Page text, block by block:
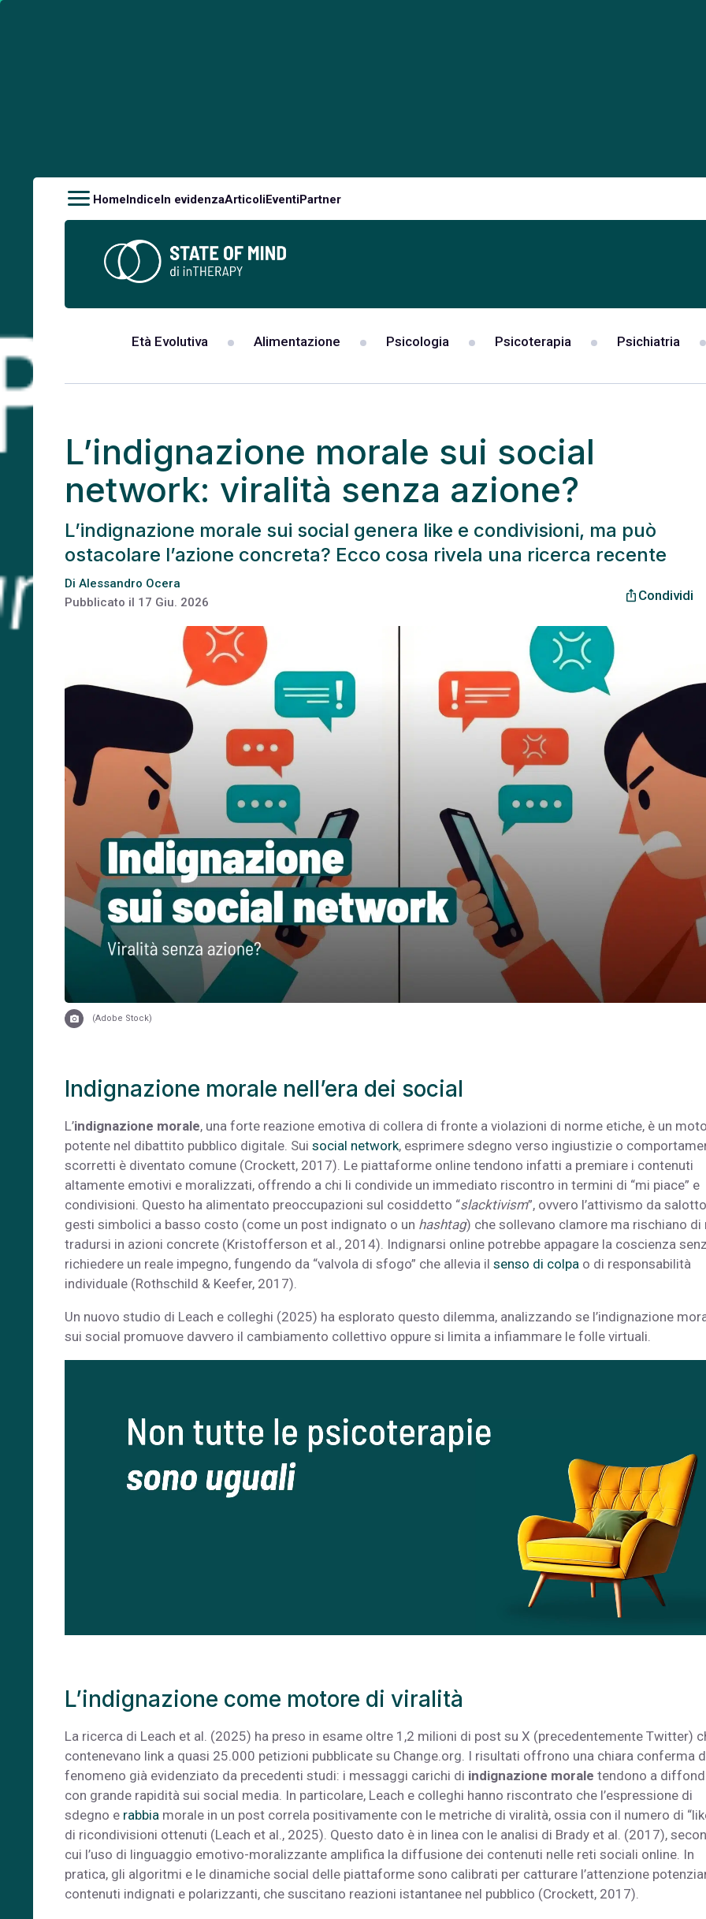
HomeIndiceIn evidenzaArticoliEventiPartner
Età Evolutiva Alimentazione Psicologia Psicoterapia Psichiatria
L’indignazione morale sui social
network: viralità senza azione?
L’indignazione morale sui social genera like e condivisioni, ma può
ostacolare l’azione concreta? Ecco cosa rivela una ricerca recente
Di Alessandro Ocera
Pubblicato il 17 Giu. 2026
ios_share Condividi
(Adobe Stock)
Indignazione morale nell’era dei social
L’indignazione morale, una forte reazione emotiva di collera di fronte a violazioni di norme etiche, è un
potente nel dibattito pubblico digitale. Sui social network, esprimere sdegno verso ingiustizie o
scorretti è diventato comune (Crockett, 2017). Le piattaforme online tendono infatti a premiare i contenuti
altamente emotivi e moralizzati, offrendo a chi li condivide un immediato riscontro in termini di “mi piace” e
condivisioni. Questo ha alimentato preoccupazioni sul cosiddetto “slacktivism”, ovvero l’attivismo da
gesti simbolici a basso costo (come un post indignato o un hashtag) che sollevano clamore ma rischiano di
tradursi in azioni concrete (Kristofferson et al., 2014). Indignarsi online potrebbe appagare la coscienza
richiedere un reale impegno, fungendo da “valvola di sfogo” che allevia il senso di colpa o di responsabilità
individuale (Rothschild & Keefer, 2017).
Un nuovo studio di Leach e colleghi (2025) ha esplorato questo dilemma, analizzando se l’indignazione
sui social promuove davvero il cambiamento collettivo oppure si limita a infiammare le folle virtuali.
L’indignazione come motore di viralità
La ricerca di Leach et al. (2025) ha preso in esame oltre 1,2 milioni di post su X (precedentemente Twitter)
contenevano link a quasi 25.000 petizioni pubblicate su Change.org. I risultati offrono una chiara conferma
fenomeno già evidenziato da precedenti studi: i messaggi carichi di indignazione morale tendono a
con grande rapidità sui social media. In particolare, Leach e colleghi hanno riscontrato che l’espressione di
sdegno e rabbia morale in un post correla positivamente con le metriche di viralità, ossia con il numero di
di ricondivisioni ottenuti (Leach et al., 2025). Questo dato è in linea con le analisi di Brady et al. (2017),
cui l’uso di linguaggio emotivo-moralizzante amplifica la diffusione dei contenuti nelle reti sociali online. In
pratica, gli algoritmi e le dinamiche social delle piattaforme sono calibrati per catturare l’attenzione
contenuti indignati e polarizzanti, che suscitano reazioni istantanee nel pubblico (Crockett, 2017).